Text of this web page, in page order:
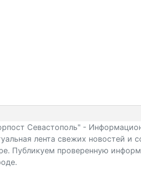
Севастополь" -
лента свежих новостей и
Публикуем проверенную